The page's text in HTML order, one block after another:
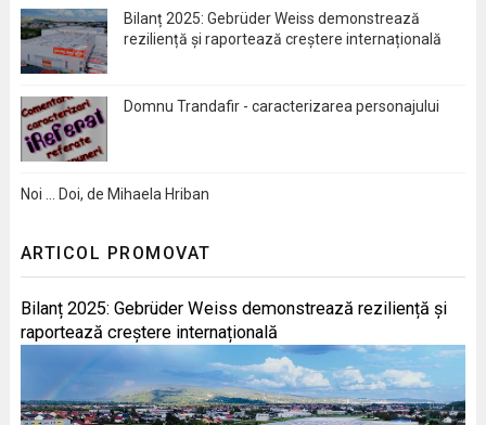
Bilanț 2025: Gebrüder Weiss demonstrează
reziliență și raportează creștere internațională
Domnu Trandafir - caracterizarea personajului
Noi … Doi, de Mihaela Hriban
ARTICOL PROMOVAT
Bilanț 2025: Gebrüder Weiss demonstrează reziliență și
raportează creștere internațională